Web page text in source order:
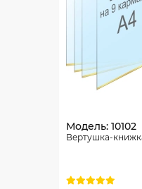
Модель: 10102
Вертушка-